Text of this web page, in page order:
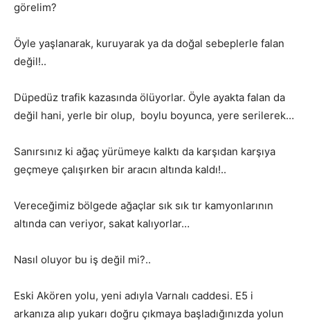
görelim?
Öyle yaşlanarak, kuruyarak ya da doğal sebeplerle falan
değil!..
Düpedüz trafik kazasında ölüyorlar. Öyle ayakta falan da
değil hani, yerle bir olup, boylu boyunca, yere serilerek…
Sanırsınız ki ağaç yürümeye kalktı da karşıdan karşıya
geçmeye çalışırken bir aracın altında kaldı!..
Vereceğimiz bölgede ağaçlar sık sık tır kamyonlarının
altında can veriyor, sakat kalıyorlar…
Nasıl oluyor bu iş değil mi?..
Eski Akören yolu, yeni adıyla Varnalı caddesi. E5 i
arkanıza alıp yukarı doğru çıkmaya başladığınızda yolun